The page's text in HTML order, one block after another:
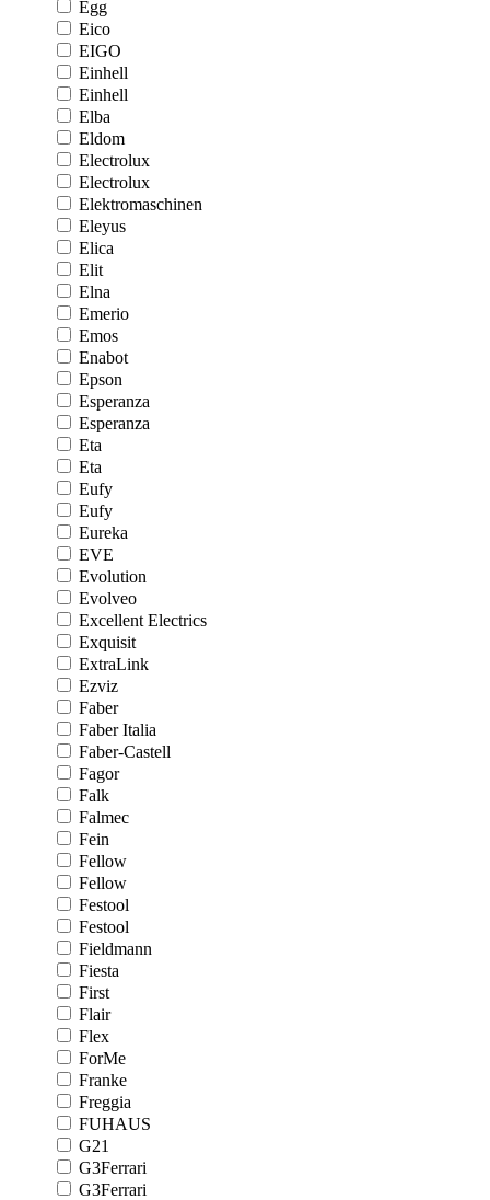
Egg
Eico
EIGO
Einhell
Einhell
Elba
Eldom
Electrolux
Electrolux
Elektromaschinen
Eleyus
Elica
Elit
Elna
Emerio
Emos
Enabot
Epson
Esperanza
Esperanza
Eta
Eta
Eufy
Eufy
Eureka
EVE
Evolution
Evolveo
Excellent Electrics
Exquisit
ExtraLink
Ezviz
Faber
Faber Italia
Faber-Castell
Fagor
Falk
Falmec
Fein
Fellow
Fellow
Festool
Festool
Fieldmann
Fiesta
First
Flair
Flex
ForMe
Franke
Freggia
FUHAUS
G21
G3Ferrari
G3Ferrari